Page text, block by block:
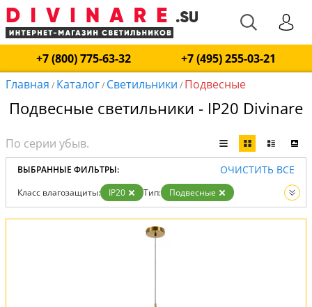
+7 (800) 775-63-32
+7 (495) 255-03-21
Главная / Каталог/ Светильники / Подвесные
Подвесные светильники - IP20 Divinare
ВЫБРАННЫЕ ФИЛЬТРЫ: ОЧИСТИТЬ ВСЕ
Класс влагозащиты: IP20 Тип:
Подвесные
Вид:
Светильники